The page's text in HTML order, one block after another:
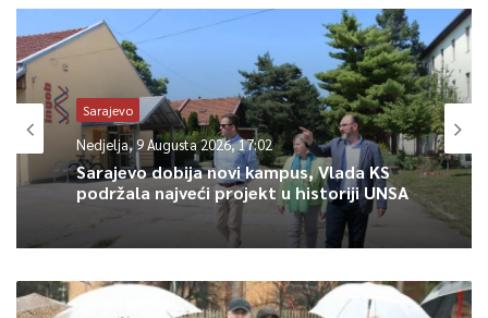
Semizovcu i Novom Gradu rade svaki dan u terminima od 07:30
do 20:00 sati.
Proteklog dana u KS vakcinisano je 436 osoba.
0
Article Rating
Sarajevo
Nedjelja, 9 Augusta 2026, 17:02
Sarajevo dobija novi kampus, Vlada KS
podržala najveći projekt u historiji UNSA